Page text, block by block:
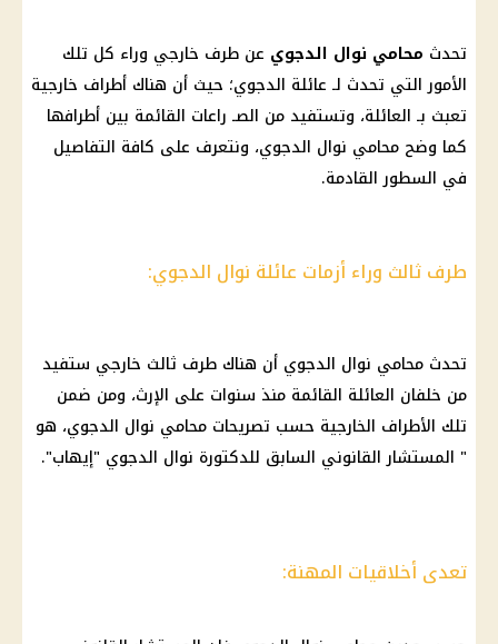
تحدث محامي نوال الدجوي عن طرف خارجي وراء كل تلك
الأمور التي تحدث لـ عائلة الدجوي؛ حيث أن هناك أطراف خارجية
تعبث بـ العائلة، وتستفيد من الصـ راعات القائمة بين أطرافها
كما وضح محامي نوال الدجوي، ونتعرف على كافة التفاصيل
في السطور القادمة.
طرف ثالث وراء أزمات عائلة نوال الدجوي:
تحدث محامي نوال الدجوي أن هناك طرف ثالث خارجي ستفيد
من خلفان العائلة القائمة منذ سنوات على الإرث، ومن ضمن
تلك الأطراف الخارجية حسب تصريحات محامي نوال الدجوي، هو
" المستشار القانوني السابق للدكتورة نوال الدجوي "إيهاب".
تعدى أخلاقيات المهنة: